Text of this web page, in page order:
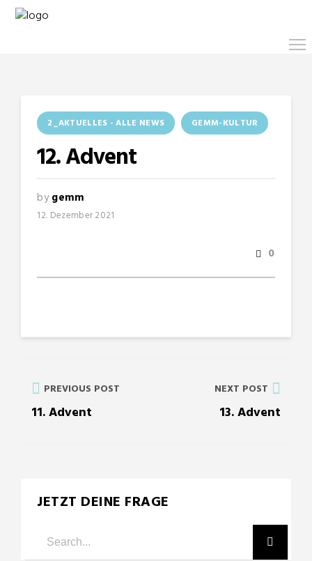
2_AKTUELLES - ALLE NEWS GEMM-KULTUR
12. Advent
bygemm
12. Dezember 2021
0
PREVIOUS POST
11. Advent
NEXT POST
13. Advent
JETZT DEINE FRAGE